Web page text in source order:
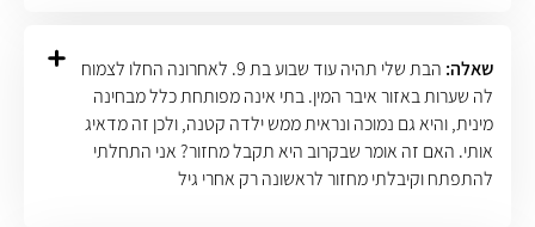
שאלה:
הבת שלי תהיה עוד שבוע בת 9. לאחרונה החלו לצמוח
לה שערות באזור איבר המין. בתי אינה מפותחת כלל מבחינה
מינית, והיא גם נמוכה ונראית ממש ילדה קטנה, ולכן זה מדאיג
אותי. האם זה אומר שבקרוב היא תקבל מחזור? אני התחלתי
להתפתח וקיבלתי מחזור לראשונה רק אחרי גיל